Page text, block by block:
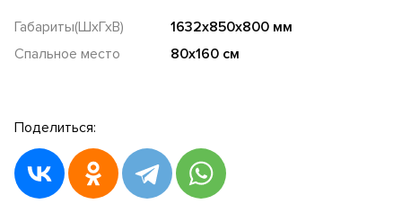
Габариты(ШхГхВ)
1632x850x800 мм
Спальное место
80х160 см
Поделиться: